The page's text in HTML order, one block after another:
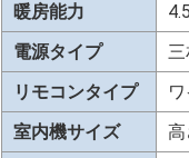
暖房能力
電源タイプ
リモコンタイプ
室内機サイズ
高